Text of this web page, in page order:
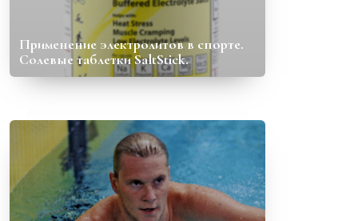
Применение электролитов в спорте.
Солевые таблетки SaltStick.